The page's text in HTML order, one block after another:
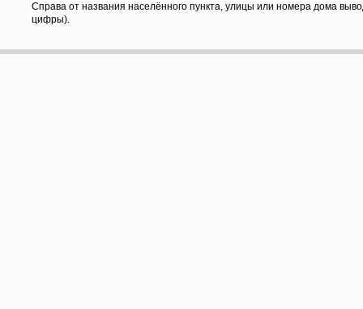
Справа от названия населённого пункта, улицы или номера дома
цифры).